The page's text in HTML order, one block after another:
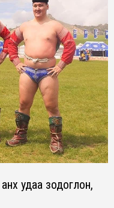
удаа зодоглон,